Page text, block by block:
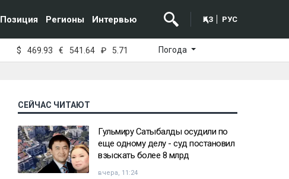
Позиция Регионы Интервью ҚАЗ РУС
$ 469.93 € 541.64 ₽ 5.71 Погода
СЕЙЧАС ЧИТАЮТ
Гульмиру Сатыбалды осудили по
еще одному делу - суд постановил
взыскать более 8 млрд
вчера, 11:24